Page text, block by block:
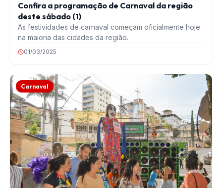
Confira a programação de Carnaval da região
deste sábado (1)
As festividades de carnaval começam oficialmente hoje
na maioria das cidades da região.
01/03/2025
Carnaval